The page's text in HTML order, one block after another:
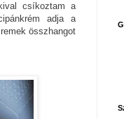
csíkoztam a
adja a
összhangot